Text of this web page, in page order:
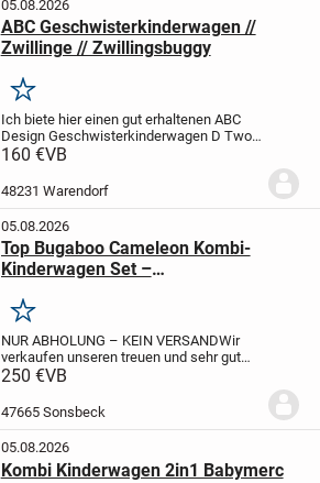
05.08.2026
ABC Geschwisterkinderwagen //
Zwillinge // Zwillingsbuggy
Merken
Ich biete hier einen gut erhaltenen ABC
Design Geschwisterkinderwagen D Two
in einem schönen Grünton in einem super
hat uns treue Dienste geleistet. Dieser...
160 €VB
48231 Warendorf
05.08.2026
Top Bugaboo Cameleon Kombi-
Kinderwagen Set –
gewaschen!
Merken
NUR ABHOLUNG – KEIN VERSANDWir
verkaufen unseren treuen und sehr gut
erhaltenen Bugaboo Cameleon Kombi-
Farbkombination Schwarz/Grau.
250 €VB
47665 Sonsbeck
05.08.2026
Kombi Kinderwagen 2in1 Babymerc